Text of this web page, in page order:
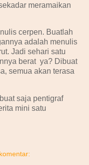
meramaikan
cerpen. Buatlah
adalah menulis
Jadi sehari satu
berat ya? Dibuat
semua akan terasa
saja pentigraf
mini satu